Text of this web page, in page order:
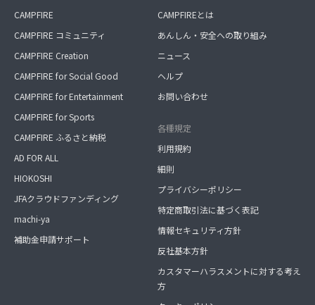
CAMPFIRE
CAMPFIRE コミュニティ
CAMPFIRE Creation
CAMPFIRE for Social Good
CAMPFIRE for Entertainment
CAMPFIRE for Sports
CAMPFIRE ふるさと納税
AD FOR ALL
HIOKOSHI
JFAクラウドファンディング
machi-ya
補助金申請サポート
CAMPFIREとは
あんしん・安全への取り組み
ニュース
ヘルプ
お問い合わせ
各種規定
利用規約
細則
プライバシーポリシー
特定商取引法に基づく表記
情報セキュリティ方針
反社基本方針
カスタマーハラスメントに対する考え
方